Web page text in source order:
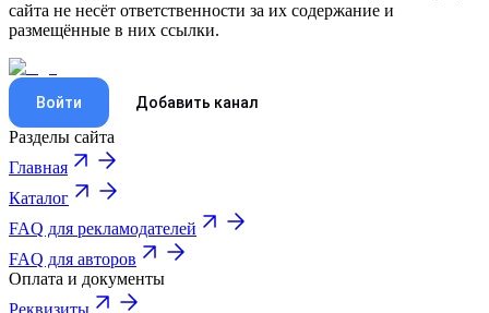
сайта не несёт ответственности за их содержание и
размещённые в них ссылки.
Войти Добавить канал
Разделы сайта
Главная
Каталог
FAQ для рекламодателей
FAQ для авторов
Оплата и документы
Реквизиты